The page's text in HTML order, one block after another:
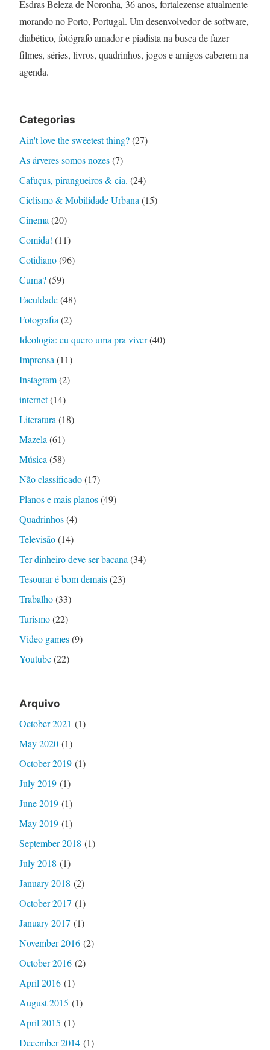
Esdras Beleza de Noronha, 36 anos, fortalezense atualmente
morando no Porto, Portugal. Um desenvolvedor de software,
diabético, fotógrafo amador e piadista na busca de fazer
filmes, séries, livros, quadrinhos, jogos e amigos caberem na
agenda.
Categorias
Ain't love the sweetest thing?(27)
As árveres somos nozes(7)
Cafuçus, pirangueiros & cia. (24)
Ciclismo & Mobilidade Urbana (15)
Cinema (20)
Comida! (11)
Cotidiano(96)
Cuma?(59)
Faculdade(48)
Fotografia (2)
Ideologia: eu quero uma pra viver(40)
Imprensa (11)
Instagram(2)
internet(14)
Literatura (18)
Mazela (61)
Música (58)
Não classificado(17)
Planos e mais planos(49)
Quadrinhos(4)
Televisão(14)
Ter dinheiro deve ser bacana (34)
Tesourar é bom demais(23)
Trabalho(33)
Turismo(22)
Video games(9)
Youtube(22)
Arquivo
October 2021 (1)
May 2020(1)
October 2019(1)
July 2019(1)
June 2019(1)
May 2019(1)
September 2018 (1)
July 2018 (1)
January 2018 (2)
October 2017 (1)
January 2017 (1)
November 2016(2)
October 2016(2)
April 2016(1)
August 2015 (1)
April 2015 (1)
December 2014(1)